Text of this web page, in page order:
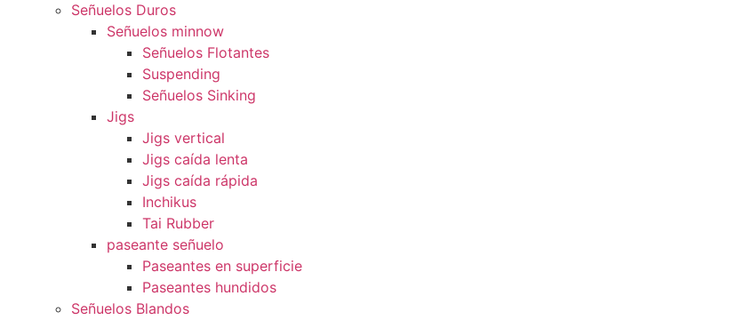
Señuelos Duros
Señuelos minnow
Señuelos Flotantes
Suspending
Señuelos Sinking
Jigs
Jigs vertical
Jigs caída lenta
Jigs caída rápida
Inchikus
Tai Rubber
paseante señuelo
Paseantes en superficie
Paseantes hundidos
Señuelos Blandos